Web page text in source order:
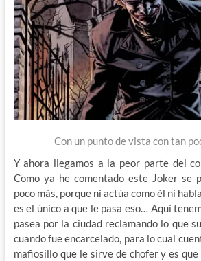
Con un punto de vista con tan
Y ahora llegamos a la peor parte del
Como ya he comentado este Joker se
poco más, porque ni actúa como él ni
es el único a que le pasa eso… Aquí
pasea por la ciudad reclamando lo que
cuando fue encarcelado, para lo cual
mafiosillo que le sirve de chofer y es